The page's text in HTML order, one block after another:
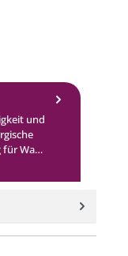
und
für Wa…